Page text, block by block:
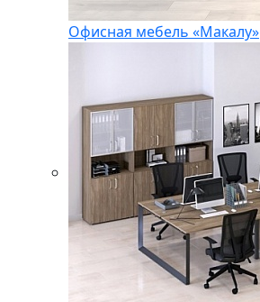
Офисная мебель «Макалу»